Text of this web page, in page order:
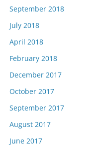
September 2018
July 2018
April 2018
February 2018
December 2017
October 2017
September 2017
August 2017
June 2017